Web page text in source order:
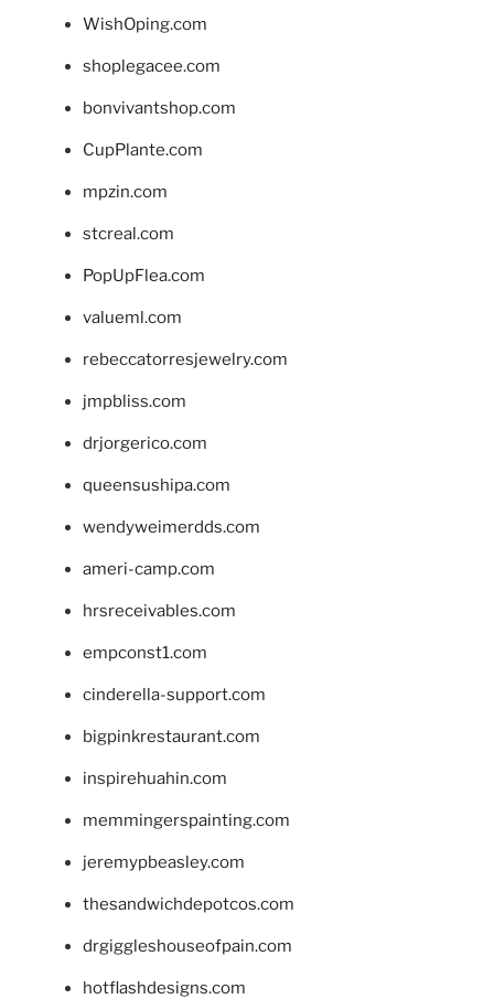
WishOping.com
shoplegacee.com
bonvivantshop.com
CupPlante.com
mpzin.com
stcreal.com
PopUpFlea.com
valueml.com
rebeccatorresjewelry.com
jmpbliss.com
drjorgerico.com
queensushipa.com
wendyweimerdds.com
ameri-camp.com
hrsreceivables.com
empconst1.com
cinderella-support.com
bigpinkrestaurant.com
inspirehuahin.com
memmingerspainting.com
jeremypbeasley.com
thesandwichdepotcos.com
drgiggleshouseofpain.com
hotflashdesigns.com